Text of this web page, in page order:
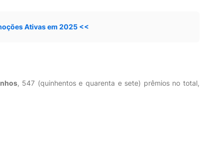
Ativas em 2025 <<
, 547 (quinhentos e quarenta e sete) prêmios no total,